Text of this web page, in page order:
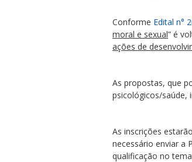
Conforme Edital n°
moral e sexual” é
ações de
As propostas, que
psicológicos/saúde,
As inscrições
necessário enviar a
qualificação no